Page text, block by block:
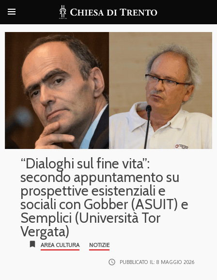
“Dialoghi sul fine vita”:
secondo appuntamento su
prospettive esistenziali e
sociali con Gobber (ASUIT) e
Semplici (Università Tor
Vergata)
bookmark AREA CULTURA NOTIZIE
access_time PUBBLICATO IL: 8 MAGGIO 2026